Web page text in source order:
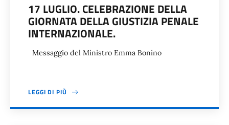
17 LUGLIO. CELEBRAZIONE DELLA
GIORNATA DELLA GIUSTIZIA PENALE
INTERNAZIONALE.
Messaggio del Ministro Emma Bonino
LEGGI DI PIÙ